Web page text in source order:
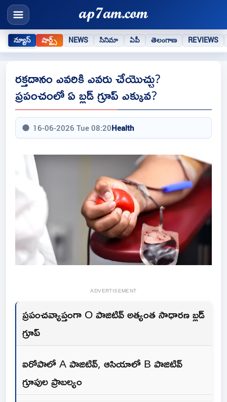
న్యూస్ షార్ట్స్ NEWS సినిమా ఏపీ తెలంగాణ REVIEWS
రక్తదానం ఎవరికి ఎవరు చేయొచ్చు?
ప్రపంచంలో ఏ బ్లడ్ గ్రూప్ ఎక్కువ?
16-06-2026 Tue 08:20Health
ADVERTISEMENT
ప్రపంచవ్యాప్తంగా O పాజిటివ్ అత్యంత సాధారణ బ్లడ్
గ్రూప్
ఐరోపాలో A పాజిటివ్, ఆసియాలో B పాజిటివ్
గ్రూపుల ప్రాబల్యం